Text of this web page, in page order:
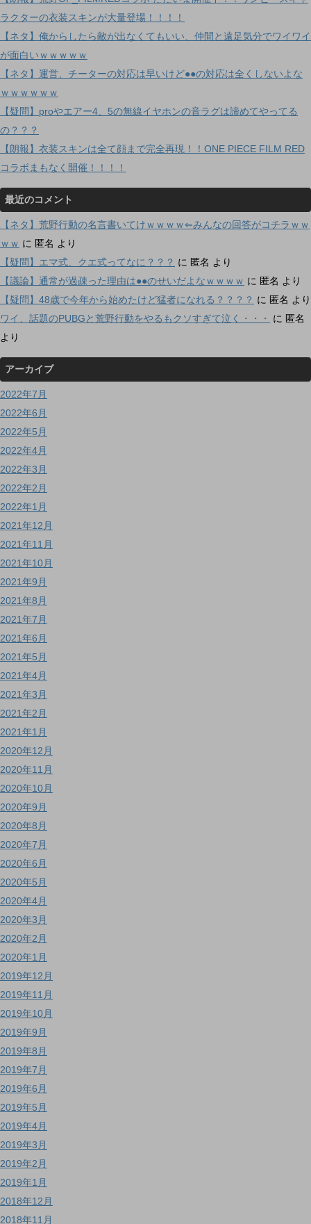
ラクターの衣装スキンが大量登場！！！！
【ネタ】俺からしたら敵が出なくてもいい、仲間と遠足気分でワイワイ
が面白いｗｗｗｗｗ
【ネタ】運営、チーターの対応は早いけど●●の対応は全くしないよな
ｗｗｗｗｗｗ
【疑問】proやエアー4、5の無線イヤホンの音ラグは諦めてやってる
の？？？
【朗報】衣装スキンは全て顔まで完全再現！！ONE PIECE FILM RED
コラボまもなく開催！！！！
最近のコメント
【ネタ】荒野行動の名言書いてけｗｗｗｗ⇐みんなの回答がコチラｗｗ
ｗｗ に 匿名 より
【疑問】エマ式、クエ式ってなに？？？ に 匿名 より
【議論】通常が過疎った理由は●●のせいだよなｗｗｗｗ に 匿名 より
【疑問】48歳で今年から始めたけど猛者になれる？？？？ に 匿名 より
ワイ、話題のPUBGと荒野行動をやるもクソすぎて泣く・・・
に 匿名
より
アーカイブ
2022年7月
2022年6月
2022年5月
2022年4月
2022年3月
2022年2月
2022年1月
2021年12月
2021年11月
2021年10月
2021年9月
2021年8月
2021年7月
2021年6月
2021年5月
2021年4月
2021年3月
2021年2月
2021年1月
2020年12月
2020年11月
2020年10月
2020年9月
2020年8月
2020年7月
2020年6月
2020年5月
2020年4月
2020年3月
2020年2月
2020年1月
2019年12月
2019年11月
2019年10月
2019年9月
2019年8月
2019年7月
2019年6月
2019年5月
2019年4月
2019年3月
2019年2月
2019年1月
2018年12月
2018年11月